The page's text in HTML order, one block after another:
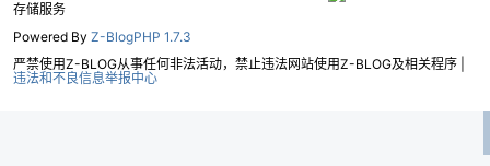
存储服务
Powered By Z-BlogPHP 1.7.3
严禁使用Z-BLOG从事任何非法活动，禁止违法网站使用Z-BLOG及相关程序 |
违法和不良信息举报中心